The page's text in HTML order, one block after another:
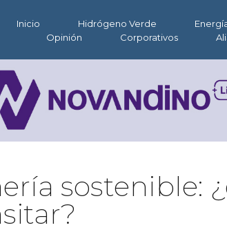
Inicio Hidrógeno Verde
Opinión
Corporativos
sostenible: